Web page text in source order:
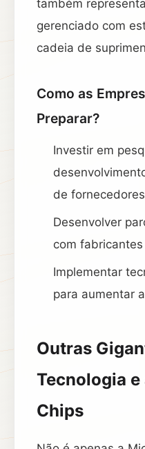
também
gerenciado com
cadeia de
Como as
Preparar?
Investir em
de
Desenvolver
com
Implementar
para aumentar
Outras
Tecnologia
Chips